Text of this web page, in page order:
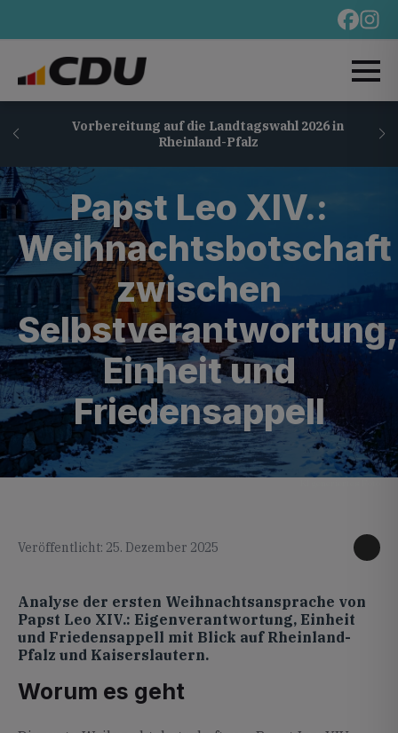
Vorbereitung auf die Landtagswahl 2026 in
Rheinland-Pfalz
Papst Leo XIV.:
Weihnachtsbotschaft
zwischen
Selbstverantwortung,
Einheit und
Friedensappell
Veröffentlicht: 25. Dezember 2025
Analyse der ersten Weihnachtsansprache von
Papst Leo XIV.: Eigenverantwortung, Einheit
und Friedensappell mit Blick auf Rheinland-
Pfalz und Kaiserslautern.
Worum es geht